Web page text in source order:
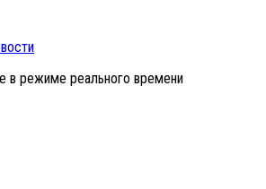
в режиме реального времени